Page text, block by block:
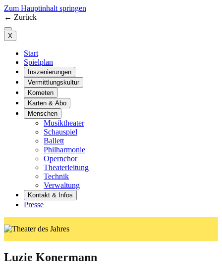
Zum Hauptinhalt springen
← Zurück
X
Start
Spielplan
Inszenierungen
Vermittlungskultur
Kometen
Karten & Abo
Menschen
Musiktheater
Schauspiel
Ballett
Philharmonie
Opernchor
Theaterleitung
Technik
Verwaltung
Kontakt & Infos
Presse
Luzie Konermann